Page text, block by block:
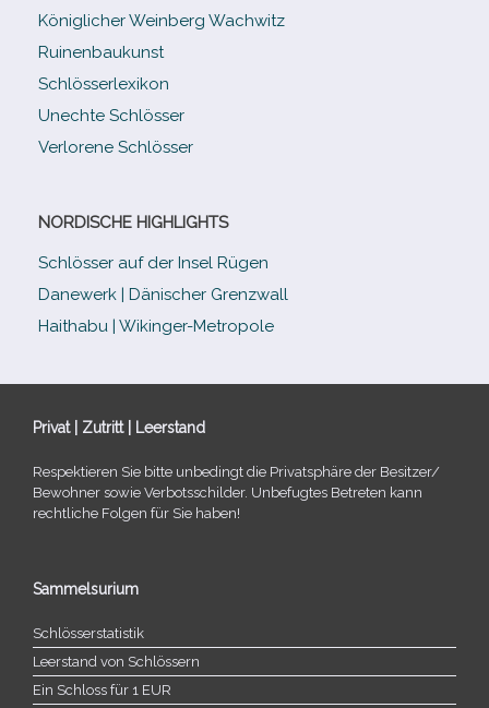
Königlicher Weinberg Wachwitz
Ruinenbaukunst
Schlösserlexikon
Unechte Schlösser
Verlorene Schlösser
NORDISCHE HIGHLIGHTS
Schlösser auf der Insel Rügen
Danewerk | Dänischer Grenzwall
Haithabu | Wikinger-Metropole
Privat | Zutritt | Leerstand
Respektieren Sie bitte unbe­dingt die Privatsphäre der Besitzer/​
Bewohner sowie Verbotsschilder. Unbefugtes Betreten kann
recht­li­che Folgen für Sie haben!
Sammelsurium
Schlösserstatistik
Leerstand von Schlössern
Ein Schloss für 1 EUR